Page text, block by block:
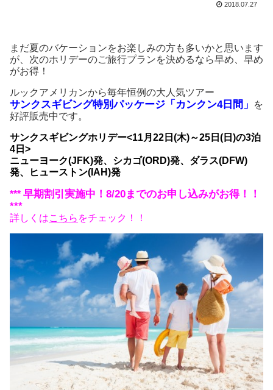
2018.07.27
まだ夏のバケーションをお楽しみの方も多いかと思います
が、次のホリデーのご旅行プランを決めるなら早め、早め
がお得！
ルックアメリカンから毎年恒例の大人気ツアー
サンクスギビング特別パッケージ「カンクン4日間」
を
好評販売中です。
サンクスギビングホリデー<11月22日(木)～25日(日)の3泊
4日>
ニューヨーク(JFK)発、シカゴ(ORD)発、ダラス(DFW)
発、ヒューストン(IAH)発
*** 早期割引実施中！8/20までのお申し込みがお得！！
***
詳しくはこちら をチェック！！